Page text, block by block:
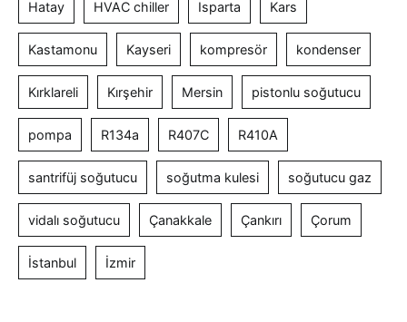
Hatay HVAC chiller Isparta Kars
Kastamonu Kayseri kompresör kondenser
Kırklareli Kırşehir Mersin pistonlu soğutucu
pompa R134a R407C R410A
santrifüj soğutucu soğutma kulesi soğutucu gaz
vidalı soğutucu Çanakkale Çankırı Çorum
İstanbul İzmir